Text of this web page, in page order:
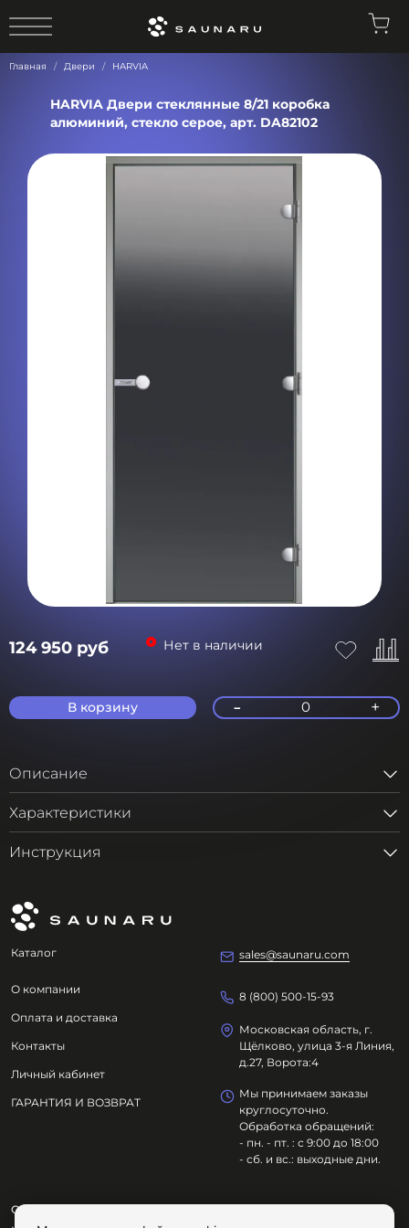
Главная Двери HARVIA
HARVIA Двери стеклянные 8/21 коробка
алюминий, стекло серое, арт. DA82102
124 950 руб Нет в наличии
В корзину - 0 +
Описание
Характеристики
Инструкция
Каталог
О компании
Оплата и доставка
Контакты
Личный кабинет
ГАРАНТИЯ И ВОЗВРАТ
sales@saunaru.com
8 (800) 500-15-93
Московская область, г.
Щёлково, улица 3-я Линия,
д.27, Ворота:4
Мы принимаем заказы
круглосуточно.
Обработка обращений:
- пн. - пт. : с 9:00 до 18:00
- сб. и вс.: выходные дни.
ООО "ОЗДОРОВИТЕЛЬНЫЕ ТЕХНОЛОГИИ"